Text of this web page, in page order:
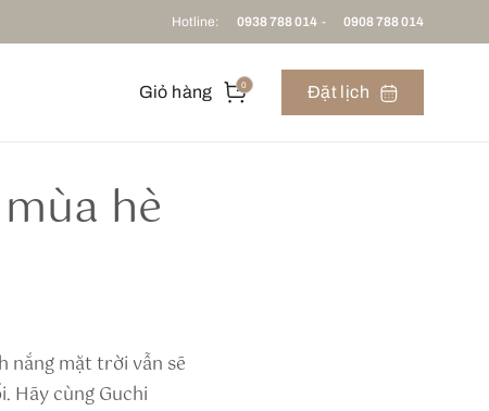
Hotline: 0938 788 014 - 0908 788 014
Giỏ hàng 0 Đặt lịch
hè
nắng mặt trời vẫn sẽ
Hãy cùng Guchi